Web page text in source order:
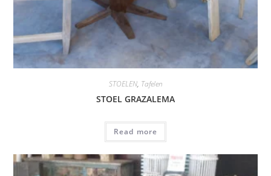
STOELEN, Tafelen
STOEL GRAZALEMA
Read more